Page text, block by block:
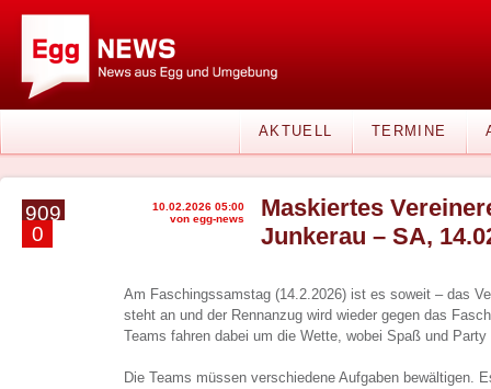
AKTUELL TERMINE
909
0
10.02.2026 05:00
von egg-news
Maskiertes
Junkerau – SA,
Am Faschingssamstag (14.2.2026) ist es soweit – das
steht an und der Rennanzug wird wieder gegen das
Teams fahren dabei um die Wette, wobei Spaß und
Die Teams müssen verschiedene Aufgaben bewältigen.